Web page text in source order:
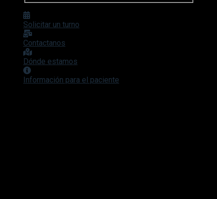
Solicitar un turno
Contactanos
Dónde estamos
Información para el paciente